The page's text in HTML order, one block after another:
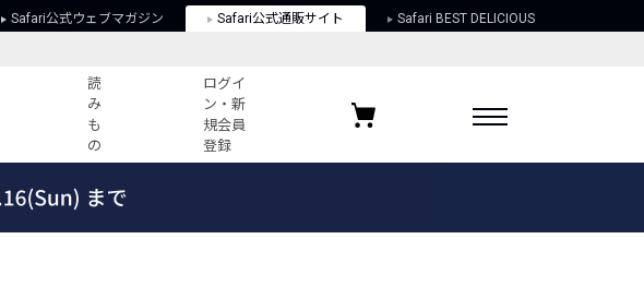
Safari公式ウェブマガジン Safari公式通販サイト Safari BEST DELICIOUS
読
み
も
の
ログイ
ン・新
規会員
登録
お気に入りブランド